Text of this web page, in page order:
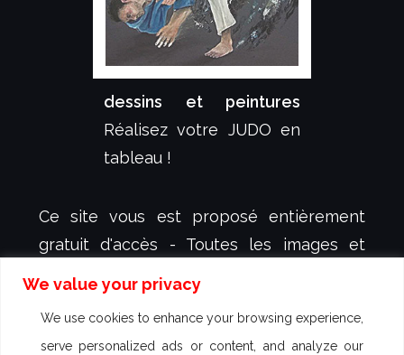
We value your privacy
We use cookies to enhance your browsing experience,
serve personalized ads or content, and analyze our
dessins et peintures
Réalisez votre JUDO en
tableau !
Ce site vous est proposé entièrement
gratuit d'accès - Toutes les images et
sont la propriété exclusive de
créateur et illustrateur Sébastien KOVAL -